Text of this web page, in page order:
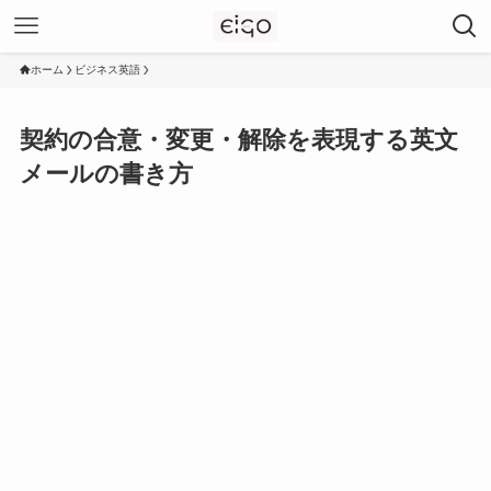
ホーム ビジネス英語
契約の合意・変更・解除を表現する英文
メールの書き方